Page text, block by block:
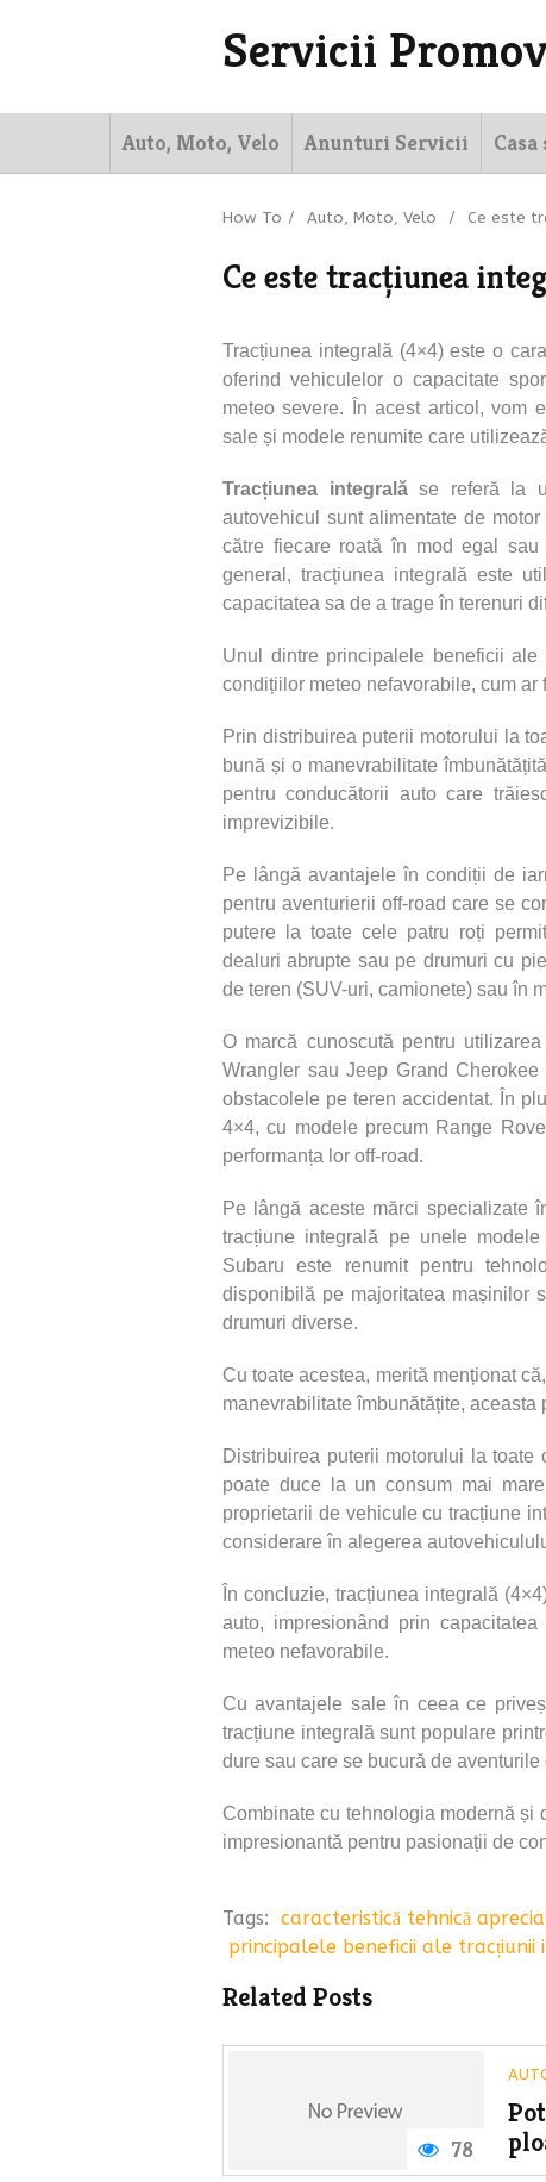
Servicii
Auto, Moto, Velo Anunturi Servicii
How To / Auto, Moto, Velo / Ce este
Ce este tracțiunea
Tracțiunea integrală (4×4) este o
oferind vehiculelor o capacitate
meteo severe. În acest articol, vom
sale și modele renumite care
Tracțiunea integralăse referă la
autovehicul sunt alimentate de
către fiecare roată în mod egal
general, tracțiunea integrală este
capacitatea sa de a trage în terenuri
Unul dintre principalele beneficii
condițiilor meteo nefavorabile, cum
Prin distribuirea puterii motorului la
bună și o manevrabilitate
pentru conducătorii auto care
imprevizibile.
Pe lângă avantajele în condiții de
pentru aventurierii off-road care se
putere la toate cele patru roți
dealuri abrupte sau pe drumuri cu
de teren (SUV-uri, camionete) sau în
O marcă cunoscută pentru
Wrangler sau Jeep Grand
obstacolele pe teren accidentat. În
4×4, cu modele precum Range
performanța lor off-road.
Pe lângă aceste mărci specializate
tracțiune integrală pe unele
Subaru este renumit pentru
disponibilă pe majoritatea mașinilor
drumuri diverse.
Cu toate acestea, merită menționat
manevrabilitate îmbunătățite,
Distribuirea puterii motorului la
poate duce la un consum mai
proprietarii de vehicule cu tracțiune
considerare în alegerea
În concluzie, tracțiunea integrală
auto, impresionând prin
meteo nefavorabile.
Cu avantajele sale în ceea ce
tracțiune integrală sunt populare
dure sau care se bucură de aventurile
Combinate cu tehnologia modernă și
impresionantă pentru pasionații de
Tags: caracteristică tehnică
principalele beneficii ale tracțiunii
Related Posts
78